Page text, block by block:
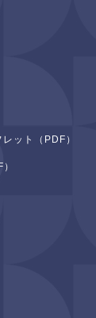
ット（PDF）